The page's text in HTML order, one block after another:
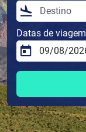
Datas de viagem